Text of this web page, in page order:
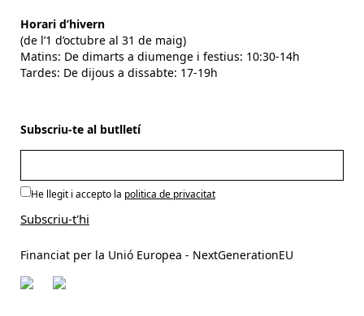
Horari d’hivern
(de l’1 d’octubre al 31 de maig)
Matins: De dimarts a diumenge i festius: 10:30-14h
Tardes: De dijous a dissabte: 17-19h
Subscriu-te al butlletí
He llegit i accepto la politica de privacitat
Financiat per la Unió Europea - NextGenerationEU